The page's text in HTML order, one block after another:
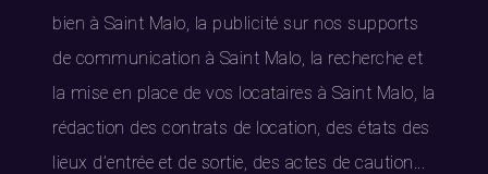
bien à Saint Malo, la publicité sur nos supports
de communication à Saint Malo, la recherche et
la mise en place de vos locataires à Saint Malo, la
rédaction des contrats de location, des états des
lieux d’entrée et de sortie, des actes de caution...